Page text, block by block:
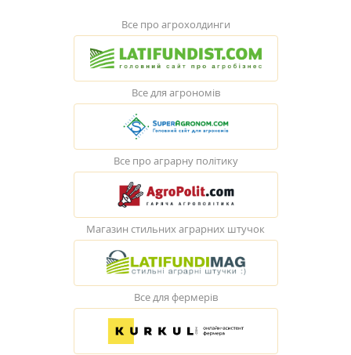
Все про агрохолдинги
Все для агрономів
Все про аграрну політику
Магазин стильних аграрних штучок
Все для фермерів